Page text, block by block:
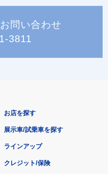
問い合わせ
3811
お店を探す
展示車/試乗車を探す
ラインアップ
クレジット/保険